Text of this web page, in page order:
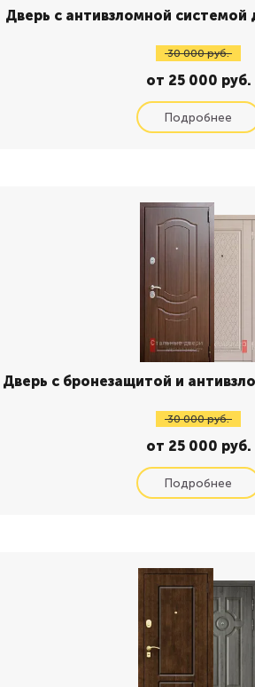
Дверь с антивзломной
30 000 руб.
от 25 000 руб.
Дверь с бронезащитой и
30 000 руб.
от 25 000 руб.